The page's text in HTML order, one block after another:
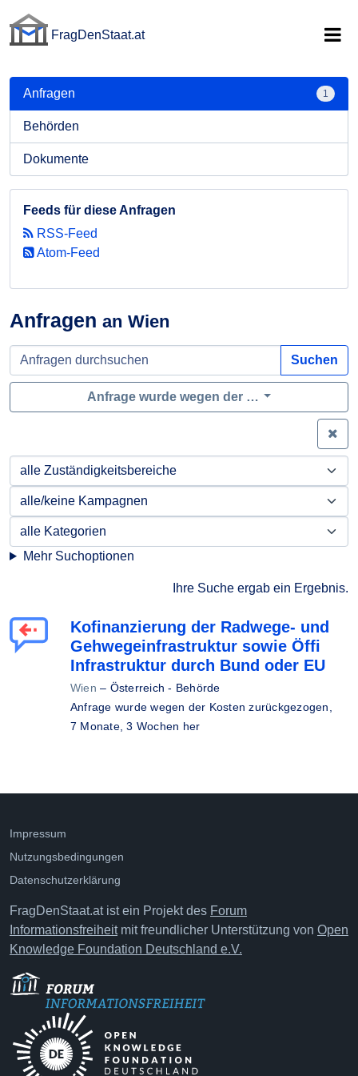
FragDenStaat.at
Anfragen an Wien
Suchen
Anfrage wurde wegen der …
Mehr Suchoptionen
Ihre Suche ergab ein Ergebnis.
Kofinanzierung der Radwege- und
Gehwegeinfrastruktur sowie Öffi
Infrastruktur durch Bund oder EU
Wien – Österreich - Behörde
Anfrage wurde wegen der Kosten zurückgezogen,
7 Monate, 3 Wochen her
Anfragen 1
Behörden
Dokumente
Feeds für diese Anfragen
RSS-Feed
Atom-Feed
Impressum
Nutzungsbedingungen
Datenschutzerklärung
FragDenStaat.at ist ein Projekt des Forum
Informationsfreiheitmit freundlicher Unterstützung von Open
Knowledge Foundation Deutschland e.V.